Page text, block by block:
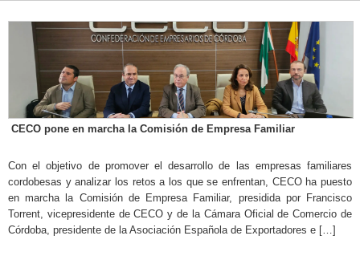
CECO pone en marcha la Comisión de Empresa Familiar
Con el objetivo de promover el desarrollo de las empresas familiares
cordobesas y analizar los retos a los que se enfrentan, CECO ha puesto
en marcha la Comisión de Empresa Familiar, presidida por Francisco
Torrent, vicepresidente de CECO y de la Cámara Oficial de Comercio de
Córdoba, presidente de la Asociación Española de Exportadores e […]